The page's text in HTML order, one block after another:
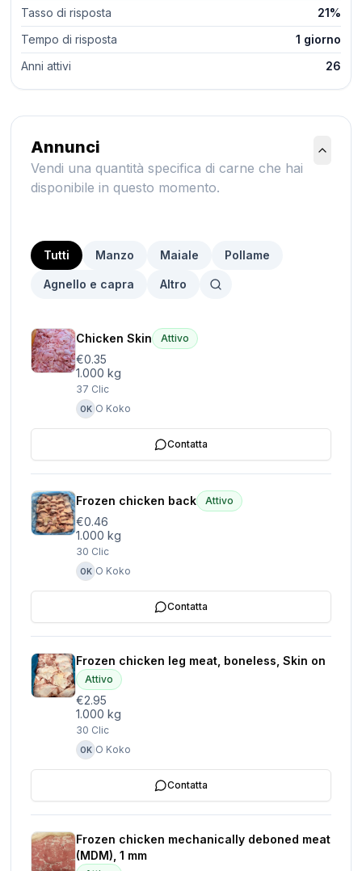
Annunci
Vendi una quantità specifica di carne che hai
disponibile in questo momento.
Tutti Manzo Maiale Pollame
Agnello e capra Altro
Chicken Skin Attivo
€0.35
1.000 kg
37 Clic
OK O Koko
Contatta
Frozen chicken back Attivo
€0.46
1.000 kg
30 Clic
OK O Koko
Contatta
Frozen chicken leg meat, boneless, Skin on
Attivo
€2.95
1.000 kg
30 Clic
OK O Koko
Contatta
Frozen chicken mechanically deboned meat
(MDM), 1 mm
Tasso di risposta
21%
Tempo di risposta
1 giorno
Anni attivi
26